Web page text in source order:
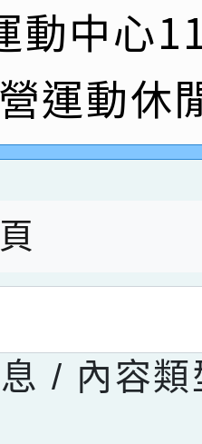
王老師、
賽國小朗讀
老師
加桃園市中
師榮獲教
二名
與2026世
學小創客佳
動中心
運動休
內容會更
/ 內容類